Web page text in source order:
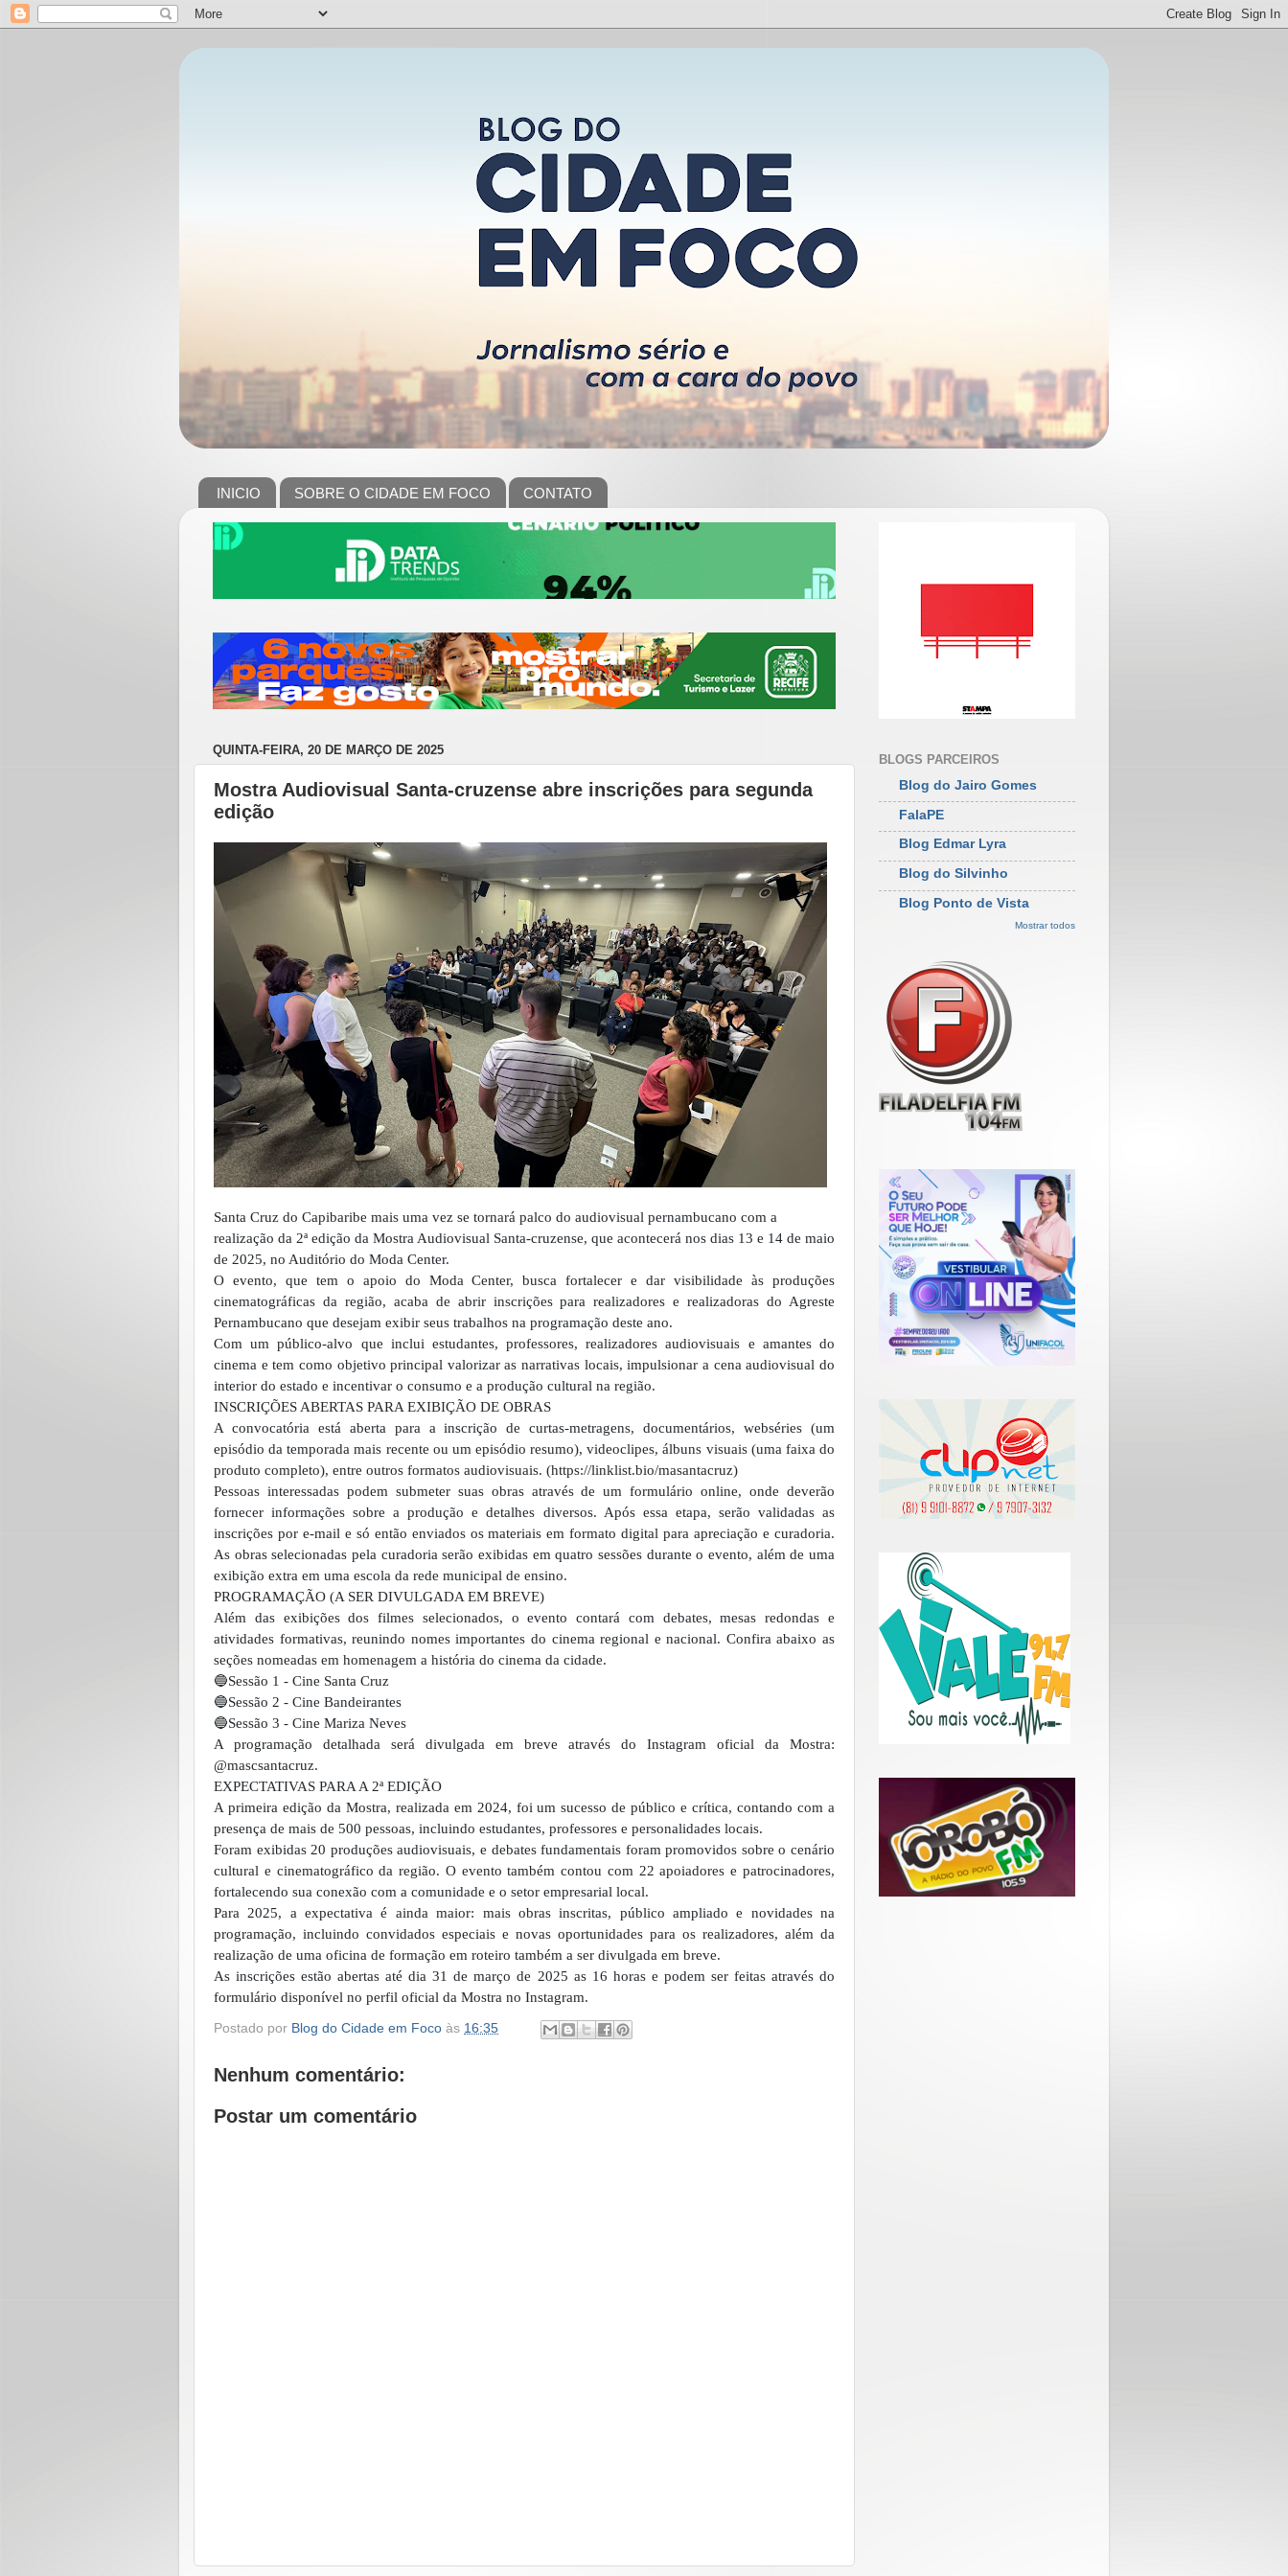
INICIO SOBRE O CIDADE EM FOCO CONTATO
QUINTA-FEIRA, 20 DE MARÇO DE 2025
Mostra Audiovisual Santa-cruzense abre inscrições para segunda
edição
Santa Cruz do Capibaribe mais uma vez se tornará palco do audiovisual pernambucano com a
realização da 2ª edição da Mostra Audiovisual Santa-cruzense, que acontecerá nos dias 13 e 14 de maio
de 2025, no Auditório do Moda Center.
O evento, que tem o apoio do Moda Center, busca fortalecer e dar visibilidade às produções
cinematográficas da região, acaba de abrir inscrições para realizadores e realizadoras do Agreste
Pernambucano que desejam exibir seus trabalhos na programação deste ano.
Com um público-alvo que inclui estudantes, professores, realizadores audiovisuais e amantes do
cinema e tem como objetivo principal valorizar as narrativas locais, impulsionar a cena audiovisual do
interior do estado e incentivar o consumo e a produção cultural na região.
INSCRIÇÕES ABERTAS PARA EXIBIÇÃO DE OBRAS
A convocatória está aberta para a inscrição de curtas-metragens, documentários, webséries (um
episódio da temporada mais recente ou um episódio resumo), videoclipes, álbuns visuais (uma faixa do
produto completo), entre outros formatos audiovisuais. (https://linklist.bio/masantacruz)
Pessoas interessadas podem submeter suas obras através de um formulário online, onde deverão
fornecer informações sobre a produção e detalhes diversos. Após essa etapa, serão validadas as
inscrições por e-mail e só então enviados os materiais em formato digital para apreciação e curadoria.
As obras selecionadas pela curadoria serão exibidas em quatro sessões durante o evento, além de uma
exibição extra em uma escola da rede municipal de ensino.
PROGRAMAÇÃO (A SER DIVULGADA EM BREVE)
Além das exibições dos filmes selecionados, o evento contará com debates, mesas redondas e
atividades formativas, reunindo nomes importantes do cinema regional e nacional. Confira abaixo as
seções nomeadas em homenagem a história do cinema da cidade.
🔵Sessão 1 - Cine Santa Cruz
🔵Sessão 2 - Cine Bandeirantes
🔵Sessão 3 - Cine Mariza Neves
A programação detalhada será divulgada em breve através do Instagram oficial da Mostra:
@mascsantacruz.
EXPECTATIVAS PARA A 2ª EDIÇÃO
A primeira edição da Mostra, realizada em 2024, foi um sucesso de público e crítica, contando com a
presença de mais de 500 pessoas, incluindo estudantes, professores e personalidades locais.
Foram exibidas 20 produções audiovisuais, e debates fundamentais foram promovidos sobre o cenário
cultural e cinematográfico da região. O evento também contou com 22 apoiadores e patrocinadores,
fortalecendo sua conexão com a comunidade e o setor empresarial local.
Para 2025, a expectativa é ainda maior: mais obras inscritas, público ampliado e novidades na
programação, incluindo convidados especiais e novas oportunidades para os realizadores, além da
realização de uma oficina de formação em roteiro também a ser divulgada em breve.
As inscrições estão abertas até dia 31 de março de 2025 as 16 horas e podem ser feitas através do
formulário disponível no perfil oficial da Mostra no Instagram.
Postado por Blog do Cidade em Foco às 16:35
Nenhum comentário:
Postar um comentário
BLOGS PARCEIROS
Blog do Jairo Gomes
FalaPE
Blog Edmar Lyra
Blog do Silvinho
Blog Ponto de Vista
Mostrar todos